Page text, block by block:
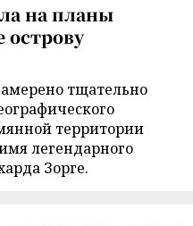
на планы
острову
тщательно
территории
легендарного
Зорге.